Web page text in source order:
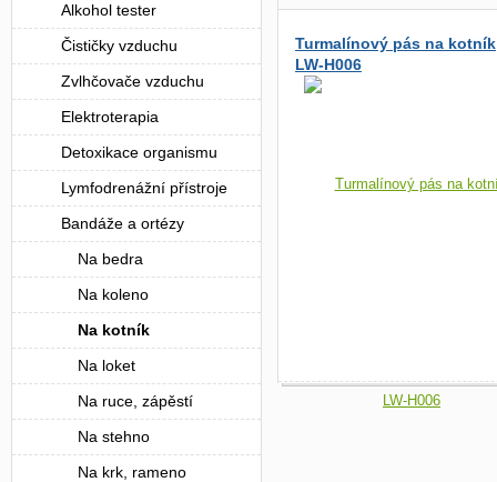
Turmalínový pás na kotník
LW-H006
Alkohol tester
Čističky vzduchu
Zvlhčovače vzduchu
Elektroterapia
Detoxikace organismu
Lymfodrenážní přístroje
Bandáže a ortézy
Na bedra
Na koleno
Na kotník
Na loket
Na ruce, zápěstí
Na stehno
Na krk, rameno